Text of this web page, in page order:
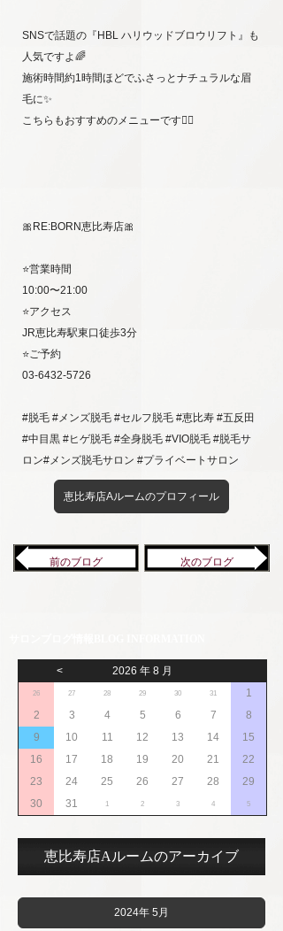
SNSで話題の『HBL ハリウッドブロウリフト』も
人気ですよ🌈
施術時間約1時間ほどでふさっとナチュラルな眉
毛に✨
こちらもおすすめのメニューです💁‍♀️
🎀RE:BORN恵比寿店🎀
⭐️営業時間
10:00〜21:00
⭐️アクセス
JR恵比寿駅東口徒歩3分
⭐️ご予約
03-6432-5726
#脱毛 #メンズ脱毛 #セルフ脱毛 #恵比寿 #五反田
#中目黒 #ヒゲ脱毛 #全身脱毛 #VIO脱毛 #脱毛サ
ロン#メンズ脱毛サロン #プライベートサロン
恵比寿店Aルームのプロフィール
前のブログ 次のブログ
< 2026 年 8 月
26 27 28 29 30 31
1
2
3 4 5 6 7
8
9
10 11 12 13 14
15
16
17 18 19 20 21
22
23
24 25 26 27 28
29
30
31 1 2 3 4 5
恵比寿店Aルームのアーカイブ
2024年 5月